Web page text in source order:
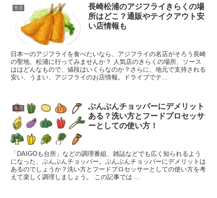
生活
長崎松浦のアジフライきらくの場
所はどこ？通販やテイクアウト安
い店情報も
日本一のアジフライを食べたいなら、アジフライの名店がそろう長崎
の聖地、松浦に行ってみませんか？ 人気店のきらくの場所、ソース
ははどんなもので、値段はいくらなのか？さらに、地元で支持される
安い、うまい、アジフライのお店情報。ドライブでテ...
生活
ぶんぶんチョッパーにデメリット
ある？洗い方とフードプロセッサ
ーとしての使い方！
「DAIGOも台所」などの調理番組、雑誌などでも広く知られるよう
になった、ぶんぶんチョッパー。ぶんぶんチョッパーにデメリットは
あるのでしょうか？洗い方とフードプロセッサーとしての使い方を考
えて楽しく調理しましょう。 この記事では ...